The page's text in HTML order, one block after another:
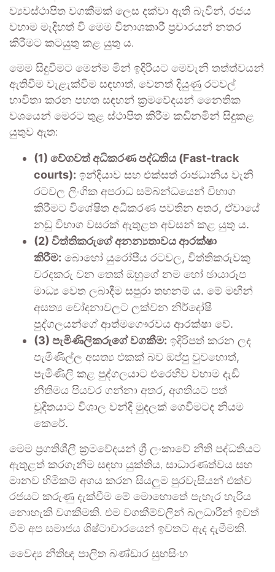
ව්‍යවස්ථාපිත වගකීමක් ලෙස දක්වා ඇති බැවින්, රජය
වහාම මැදිහත් වී මෙම විනාශකාරී ප්‍රචාරයන් නතර
කිරීමට කටයුතු කළ යුතු ය.
මෙම සිදුවීමට මෙන්ම මින් ඉදිරියට මෙවැනි තත්ත්වයන්
ඇතිවීම වැළැක්වීම සඳහාත්, වෙනත් දියුණු රටවල්
භාවිතා කරන පහත සඳහන් ක්‍රමවේදයන් නෛතික
වශයෙන් මෙරට තුළ ස්ථාපිත කිරීම කඩිනමින් සිදුකළ
යුතුව ඇත:
(1) වේගවත් අධිකරණ පද්ධතිය (Fast-track
courts): ඉන්දියාව සහ එක්සත් රාජධානිය වැනි
රටවල ලිංගික අපරාධ සම්බන්ධයෙන් විභාග
කිරීමට විශේෂිත අධිකරණ පවතින අතර, ඒවායේ
නඩු විභාග වසරක් ඇතුළත අවසන් කළ යුතු ය.
(2) විත්තිකරුගේ අනන්‍යතාවය ආරක්ෂා
කිරීම: බොහෝ යුරෝපීය රටවල, විත්තිකරුවකු
වරදකරු වන තෙක් ඔහුගේ නම හෝ ඡායාරූප
මාධ්‍ය වෙත ලබාදීම සපුරා තහනම් ය. මේ මඟින්
අසත්‍ය චෝදනාවලට ලක්වන නිර්දෝෂී
පුද්ගලයන්ගේ ආත්මගෞරවය ආරක්ෂා වේ.
(3) පැමිණිලිකරුගේ වගකීම: ඉදිරිපත් කරන ලද
පැමිණිල්ල අසත්‍ය එකක් බව ඔප්පු වුවහොත්,
පැමිණිලි කළ පුද්ගලයාට එරෙහිව වහාම දැඩි
නීතිමය පියවර ගන්නා අතර, අගතියට පත්
චූදිතයාට විශාල වන්දි මුදලක් ගෙවීමටද නියම
කෙරේ.
මෙම ප්‍රගතිශීලී ක්‍රමවේදයන් ශ්‍රී ලංකාවේ නීති පද්ධතියට
ඇතුළත් කරගැනීම සඳහා යුක්තිය, සාධාරණත්වය සහ
මානව හිමිකම් අගය කරන සියලුම පුරවැසියන් එක්ව
රජයට කරුණු දැක්වීම මේ මොහොතේ පැහැර හැරිය
නොහැකි වගකීමකි. එම වගකීම්වලින් බලධාරීන් ඉවත්
වීම අප සමාජය ශිෂ්ටාචාරයෙන් ඉවතට ඇද දැමීමකි.
වෛද්‍ය නීතිඥ පාලිත බණ්ඩාර සුභසිංහ